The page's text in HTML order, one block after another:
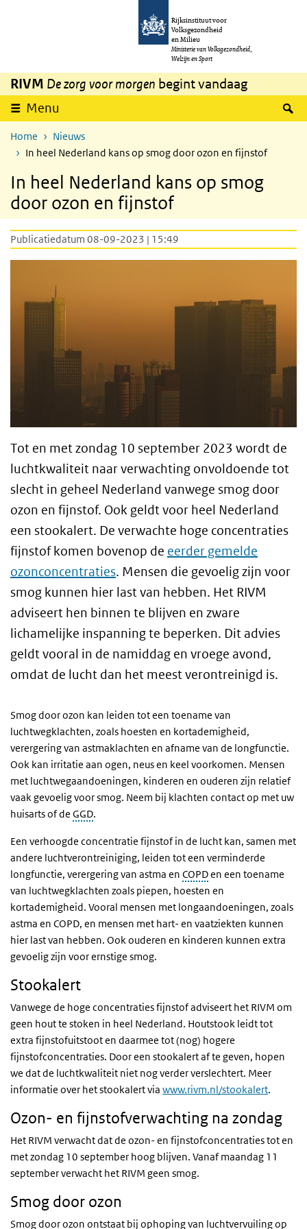
Overslaan en naar de inhoud gaan
Rijksinstituut voor
Volksgezondheid
en Milieu
Ministerie van Volksgezondheid,
Welzijn en Sport
RIVM De zorg voor morgen begint vandaag
Menu
Home
Nieuws
In heel Nederland kans op smog door ozon en fijnstof
In heel Nederland kans op smog
door ozon en fijnstof
Publicatiedatum 08-09-2023 | 15:49
Tot en met zondag 10 september 2023 wordt de
luchtkwaliteit naar verwachting onvoldoende tot
slecht in geheel Nederland vanwege smog door
ozon en fijnstof. Ook geldt voor heel Nederland
een stookalert. De verwachte hoge concentraties
fijnstof komen bovenop de eerder gemelde
ozonconcentraties. Mensen die gevoelig zijn voor
smog kunnen hier last van hebben. Het RIVM
adviseert hen binnen te blijven en zware
lichamelijke inspanning te beperken. Dit advies
geldt vooral in de namiddag en vroege avond,
omdat de lucht dan het meest verontreinigd is.
Smog door ozon kan leiden tot een toename van
luchtwegklachten, zoals hoesten en kortademigheid,
verergering van astmaklachten en afname van de longfunctie.
Ook kan irritatie aan ogen, neus en keel voorkomen. Mensen
met luchtwegaandoeningen, kinderen en ouderen zijn relatief
vaak gevoelig voor smog. Neem bij klachten contact op met uw
huisarts of de GGD.
Een verhoogde concentratie fijnstof in de lucht kan, samen met
andere luchtverontreiniging, leiden tot een verminderde
longfunctie, verergering van astma en COPDen een toename
van luchtwegklachten zoals piepen, hoesten en
kortademigheid. Vooral mensen met longaandoeningen, zoals
astma en COPD, en mensen met hart- en vaatziekten kunnen
hier last van hebben. Ook ouderen en kinderen kunnen extra
gevoelig zijn voor ernstige smog.
Stookalert
Vanwege de hoge concentraties fijnstof adviseert het RIVM om
geen hout te stoken in heel Nederland. Houtstook leidt tot
extra fijnstofuitstoot en daarmee tot (nog) hogere
fijnstofconcentraties. Door een stookalert af te geven, hopen
we dat de luchtkwaliteit niet nog verder verslechtert. Meer
informatie over het stookalert via www.rivm.nl/stookalert.
Ozon- en fijnstofverwachting na zondag
Het RIVM verwacht dat de ozon- en fijnstofconcentratiestot en
metzondag 10 september hoog blijven. Vanaf maandag 11
september verwacht het RIVM geen smog.
Smog door ozon
Smog door ozon ontstaat bij ophoping van luchtvervuiling op